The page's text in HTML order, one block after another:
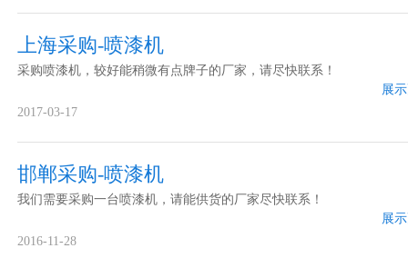
上海采购-喷漆机
采购喷漆机，较好能稍微有点牌子的厂家，请尽快联系！
展
2017-03-17
邯郸采购-喷漆机
我们需要采购一台喷漆机，请能供货的厂家尽快联系！
展
2016-11-28